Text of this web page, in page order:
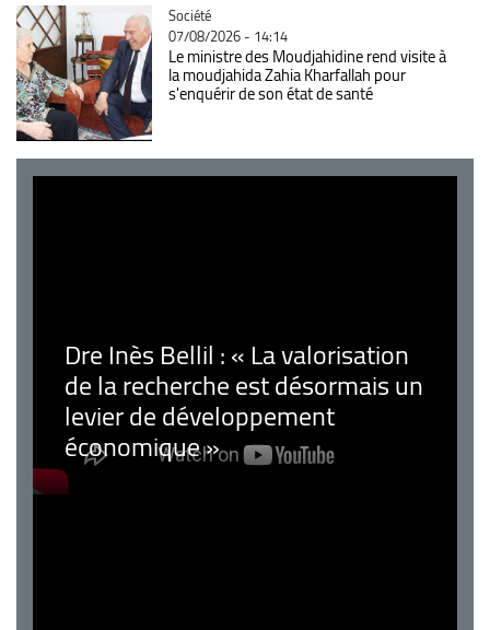
Catégorie
Société
07/08/2026 - 14:14
Le ministre des Moudjahidine rend visite à
la moudjahida Zahia Kharfallah pour
s'enquérir de son état de santé
Dre Inès Bellil : « La valorisation
de la recherche est désormais un
levier de développement
économique »